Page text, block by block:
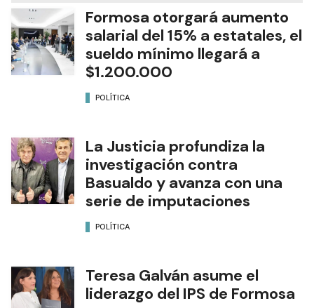
Formosa otorgará aumento
salarial del 15% a estatales, el
sueldo mínimo llegará a
$1.200.000
POLÍTICA
La Justicia profundiza la
investigación contra
Basualdo y avanza con una
serie de imputaciones
POLÍTICA
Teresa Galván asume el
liderazgo del IPS de Formosa